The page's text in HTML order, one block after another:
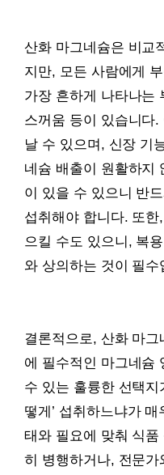
산화 마그네슘은 비교
지만, 모든 사람에게
가장 흔하게 나타나는
스꺼움 등이 있습니다
날 수 있으며, 신장 기
네슘 배출이 원활하지
이 있을 수 있으니 반
섭취해야 합니다. 또
으킬 수도 있으니, 복
와 상의하는 것이 필수
결론적으로, 산화 마
에 필수적인 마그네슘
수 있는 훌륭한 선택지
떻게’ 섭취하느냐가
태와 필요에 맞춰 식
히 병행하거나, 전문